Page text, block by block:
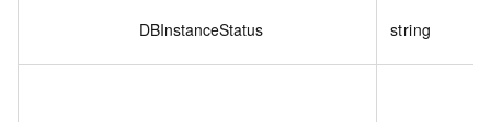
DBInstanceStatus string